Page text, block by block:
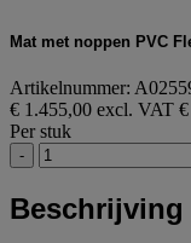
Mat met noppen PVC
Artikelnummer:
€ 1.455,00 excl. VAT
Per stuk
-
Beschrijving